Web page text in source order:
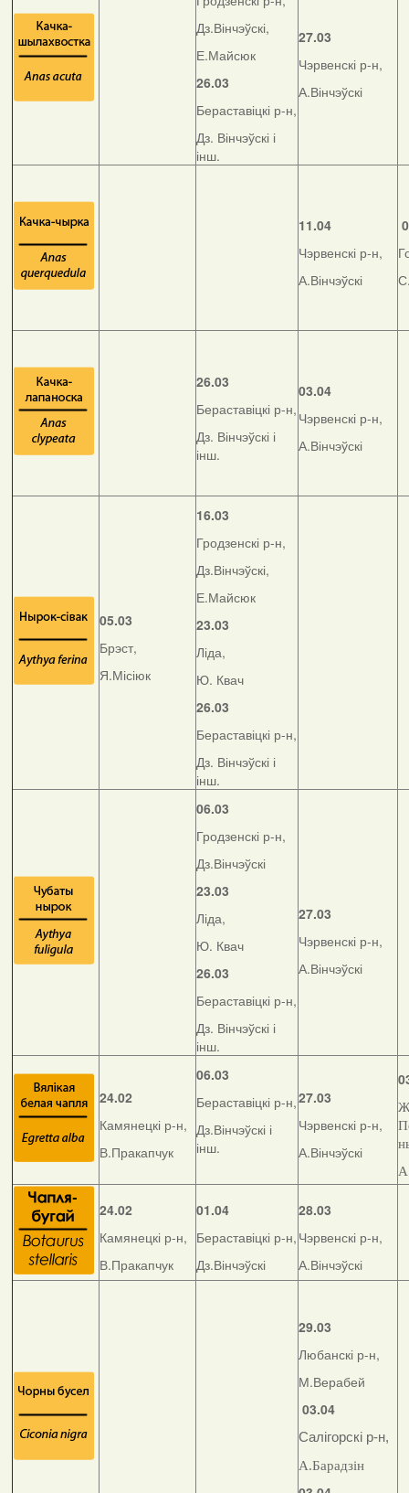
Дз.Вінчэўскі,
Е.Майсюк
26.03
Бераставіцкі р-н,
Дз. Вінчэўскі і
інш.
27.03
Чэрвенскі р-н,
А.Вінчэўскі
11.04
Чэрвенскі р-н,
А.Вінчэўскі
26.03
Бераставіцкі р-н,
Дз. Вінчэўскі і
інш.
03.04
Чэрвенскі р-н,
А.Вінчэўскі
05.03
Брэст,
Я.Місіюк
16.03
Гродзенскі р-н,
Дз.Вінчэўскі,
Е.Майсюк
23.03
Ліда,
Ю. Квач
26.03
Бераставіцкі р-н,
Дз. Вінчэўскі і
інш.
06.03
Гродзенскі р-н,
Дз.Вінчэўскі
23.03
Ліда,
Ю. Квач
26.03
Бераставіцкі р-н,
Дз. Вінчэўскі і
інш.
27.03
Чэрвенскі р-н,
А.Вінчэўскі
24.02
Камянецкі р-н,
В.Пракапчук
06.03
Бераставіцкі р-н,
Дз.Вінчэўскі і
інш.
27.03
Чэрвенскі р-н,
А.Вінчэўскі
24.02
Камянецкі р-н,
В.Пракапчук
01.04
Бераставіцкі р-н,
Дз.Вінчэўскі
28.03
Чэрвенскі р-н,
А.Вінчэўскі
29.03
Любанскі р-н,
М.Верабей
03.04
Салігорскі р-н,
А.Барадзін